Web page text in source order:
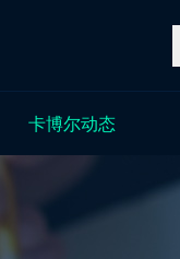
卡博尔动态